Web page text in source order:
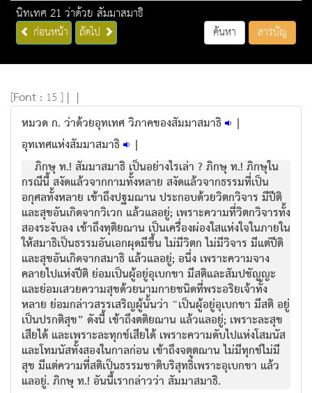
นิทเทศ 21 ว่าด้วย สัมมาสมาธิ
ก่อนหน้า ถัดไป ค้นหา สารบัญ
[Font : 15 ] | |
หมวด ก. ว่าด้วยอุทเทศ วิภาคของสัมมาสมาธิ
|
อุทเทศแห่งสัมมาสมาธิ
|
ภิกษุ ท.! สัมมาสมาธิ เป็นอย่างไรเล่า ? ภิกษุ ท.! ภิกษุใน
กรณีนี้ สงัดแล้วจากกามทั้งหลาย สงัดแล้วจากธรรมที่เป็น
อกุศลทั้งหลาย เข้าถึงปฐมฌาน ประกอบด้วยวิตกวิจาร มีปีติ
และสุขอันเกิดจากวิเวก แล้วแลอยู่; เพราะความที่วิตกวิจารทั้ง
สองระงับลง เข้าถึงทุติยฌาน เป็นเครื่องผ่องใสแห่งใจในภายใน
ให้สมาธิเป็นธรรมอันเอกผุดมีขึ้น ไม่มีวิตก ไม่มีวิจาร มีแต่ปีติ
และสุขอันเกิดจากสมาธิ แล้วแลอยู่; อนึ่ง เพราะความจาง
คลายไปแห่งปีติ ย่อมเป็นผู้อยู่อุเบกขา มีสติและสัมปชัญญะ
และย่อมเสวยความสุขด้วยนามกายชนิดที่พระอริยเจ้าทั้ง
หลาย ย่อมกล่าวสรรเสริญผู้นั้นว่า “เป็นผู้อยู่อุเบกขา มีสติ อยู่
เป็นปรกติสุข” ดังนี้ เข้าถึงตติยฌาน แล้วแลอยู่; เพราะละสุข
เสียได้ และเพราะละทุกข์เสียได้ เพราะความดับไปแห่งโสมนัส
และโทมนัสทั้งสองในกาลก่อน เข้าถึงจตุตฌาน ไม่มีทุกข์ไม่มี
สุข มีแต่ความที่สติเป็นธรรมชาติบริสุทธิ์เพราะอุเบกขา แล้ว
แลอยู่. ภิกษุ ท.! อันนี้เรากล่าวว่า สัมมาสมาธิ.